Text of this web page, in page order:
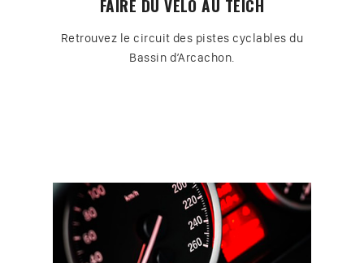
FAIRE DU VÉLO AU TEICH
Retrouvez le circuit des pistes cyclables du
Bassin d’Arcachon.